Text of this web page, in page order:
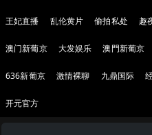
王妃直播 乱伦黄片 偷拍私处 趣
澳门新葡京 大发娱乐 澳門新葡京
636新葡京 激情裸聊 九鼎国际
开元官方